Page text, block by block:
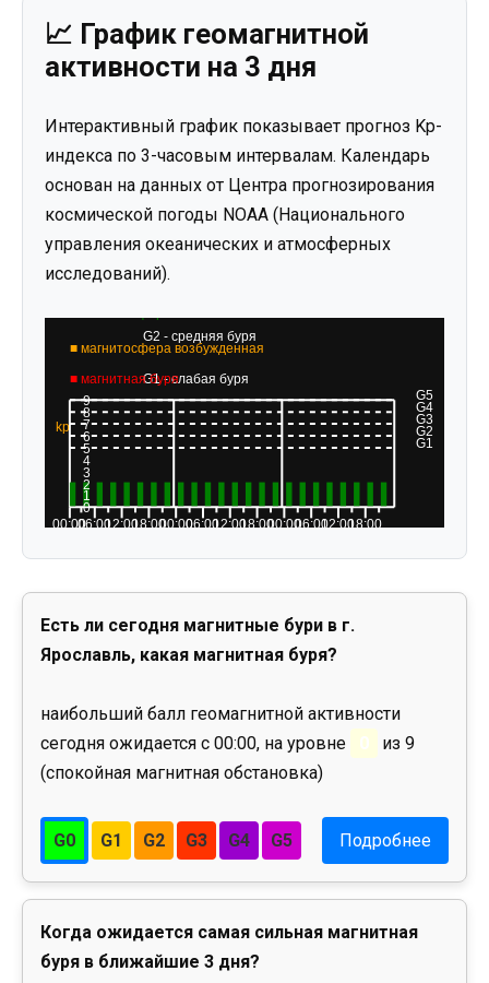
📈 График геомагнитной
активности на 3 дня
Интерактивный график показывает прогноз Kp-
индекса по 3-часовым интервалам. Календарь
основан на данных от Центра прогнозирования
космической погоды NOAA (Национального
управления океанических и атмосферных
исследований).
Есть ли сегодня магнитные бури в г.
Ярославль, какая магнитная буря?
наибольший балл геомагнитной активности
сегодня ожидается с 00:00, на уровне
0
из 9
(спокойная магнитная обстановка)
G0 G1 G2 G3 G4 G5 Подробнее
Когда ожидается самая сильная магнитная
буря в ближайшие 3 дня?